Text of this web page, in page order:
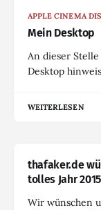
APPLE CINEMA
Mein Desktop
An dieser
Desktop
WEITERLESEN
thafaker.de
tolles Jahr 2015
Wir wünschen